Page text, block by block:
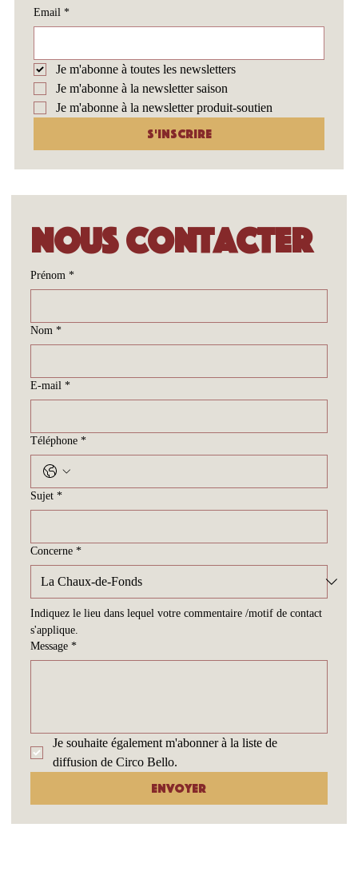
Email *
Je m'abonne à toutes les newsletters
Je m'abonne à la newsletter saison
Je m'abonne à la newsletter produit-soutien
S'inscrire
Nous contacter
Prénom *
Nom *
E-mail *
Téléphone *
Sujet *
Concerne *
Indiquez le lieu dans lequel votre commentaire /motif de contact
s'applique.
Message *
Je souhaite également m'abonner à la liste de
diffusion de Circo Bello.
Envoyer